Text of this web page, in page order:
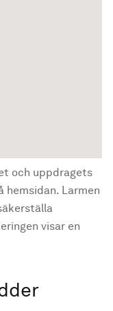
och uppdragets
hemsidan. Larmen
visar en